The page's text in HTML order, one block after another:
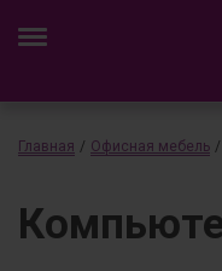
Главная / Офисная мебель /